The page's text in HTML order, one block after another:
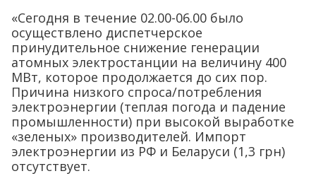
«Сегодня в течение 02.00-06.00 было
осуществлено диспетчерское
принудительное снижение генерации
атомных электростанции на величину 400
МВт, которое продолжается до сих пор.
Причина низкого спроса/потребления
электроэнергии (теплая погода и падение
промышленности) при высокой выработке
«зеленых» производителей. Импорт
электроэнергии из РФ и Беларуси (1,3 грн)
отсутствует.